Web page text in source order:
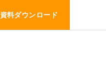
資料ダウンロード